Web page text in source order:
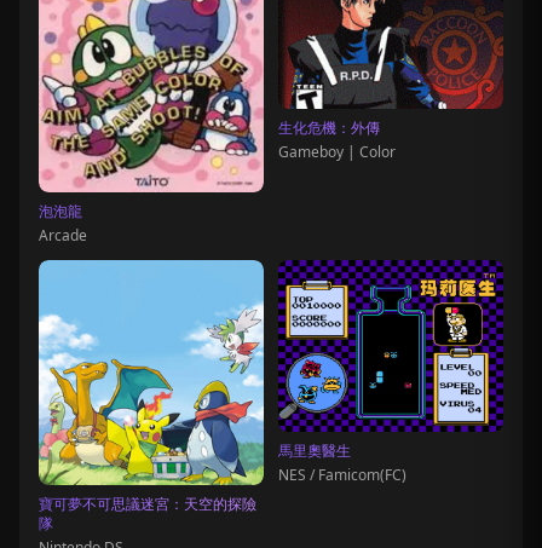
泡泡龍
Arcade
生化危機：外傳
Gameboy | Color
寶可夢不可思議迷宮：天空的探險
隊
馬里奧醫生
NES / Famicom(FC)